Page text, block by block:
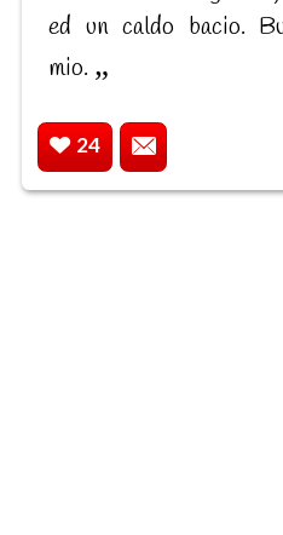
ed un caldo bacio.
mio.
24